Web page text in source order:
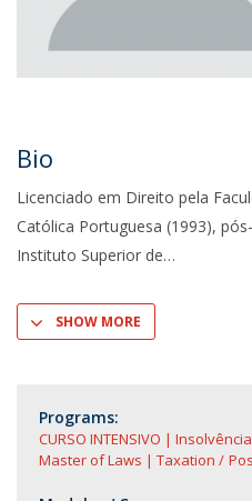
Bio
Licenciado em Direito pela
Católica Portuguesa (1993),
Instituto Superior de
SHOW MORE
Programs:
CURSO INTENSIVO |
Master of Laws | Taxation